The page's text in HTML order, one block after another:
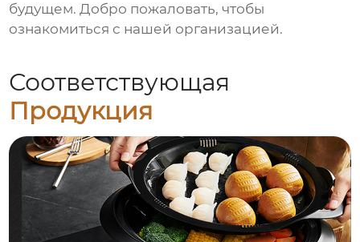
будущем. Добро пожаловать, чтобы
ознакомиться с нашей организацией.
Соответствующая
Продукция